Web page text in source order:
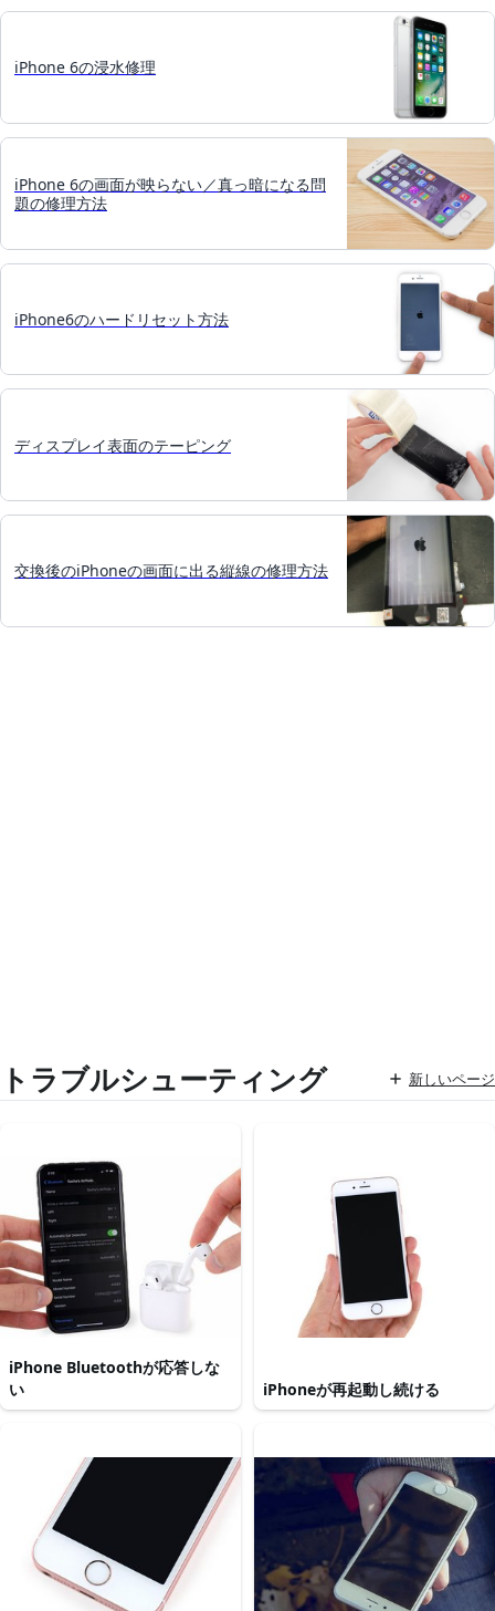
iPhone 6の浸水修理
iPhone 6の画面が映らない／真っ暗になる問
題の修理方法
iPhone6のハードリセット方法
ディスプレイ表面のテーピング
交換後のiPhoneの画面に出る縦線の修理方法
トラブルシューティング 新しいページ
iPhone Bluetoothが応答しな
い
iPhoneが再起動し続ける